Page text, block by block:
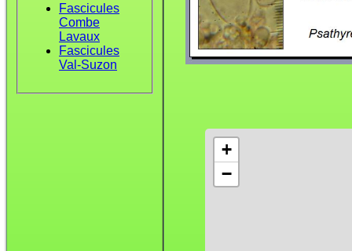
Fascicules
Combe
Lavaux
Fascicules
Val-Suzon
+
−